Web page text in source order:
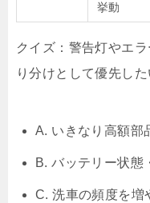
挙動
クイズ：警告灯やエ
り分けとして優先した
A. いきなり高額部
B. バッテリー状態
C. 洗車の頻度を増